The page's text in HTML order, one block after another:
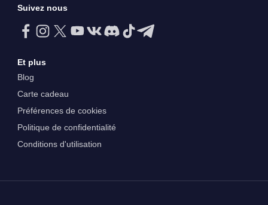
Suivez nous
Et plus
Blog
Carte cadeau
Préférences de cookies
Politique de confidentialité
Conditions d'utilisation